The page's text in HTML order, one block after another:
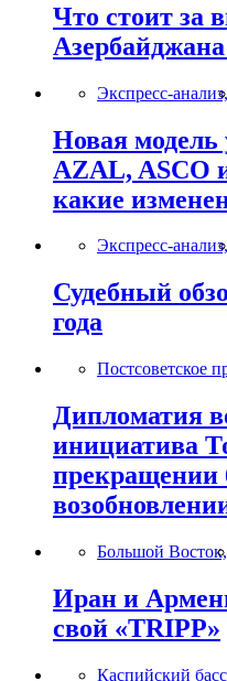
Что стоит за
Экспресс-анализ,
Новая модель
AZAL, ASCO
какие
Экспресс-анализ,
Судебный
года
Постсоветское
Дипломатия
инициатива
прекращении
Большой Восток,
Иран и
свой «TRIPP»
Каспийский